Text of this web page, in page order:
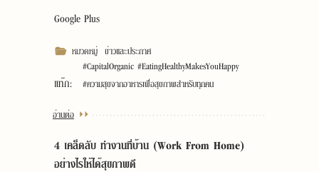
Google Plus
หมวดหมู่ ข่าวและประกาศ
แท๊ก:
#CapitalOrganic #EatingHealthyMakesYouHappy
#ความสุขจากอาหารเพื่อสุขภาพสำหรับทุกคน
อ่านต่อ
4 เคล็ดลับ ทำงานที่บ้าน (Work From Home)
อย่างไรให้ได้สุขภาพดี